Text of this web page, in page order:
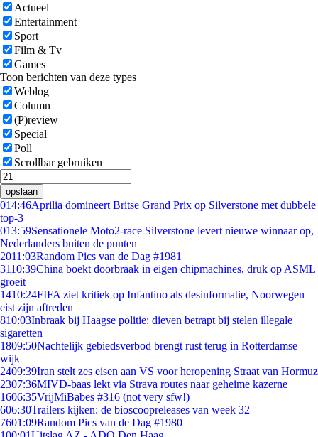
Actueel
Entertainment
Sport
Film & Tv
Games
Toon berichten van deze types
Weblog
Column
(P)review
Special
Poll
Scrollbar gebruiken
opslaan
014:46Aprilia domineert Britse Grand Prix op Silverstone met dubbele
top-3
013:59Sensationele Moto2-race Silverstone levert nieuwe winnaar op,
Nederlanders buiten de punten
2011:03Random Pics van de Dag #1981
3110:39China boekt doorbraak in eigen chipmachines, druk op ASML
groeit
1410:24FIFA ziet kritiek op Infantino als desinformatie, Noorwegen
eist zijn aftreden
810:03Inbraak bij Haagse politie: dieven betrapt bij stelen illegale
sigaretten
1809:50Nachtelijk gebiedsverbod brengt rust terug in Rotterdamse
wijk
2409:39Iran stelt zes eisen aan VS voor heropening Straat van Hormuz
2307:36MIVD-baas lekt via Strava routes naar geheime kazerne
1606:35VrijMiBabes #316 (not very sfw!)
606:30Trailers kijken: de bioscoopreleases van week 32
7601:09Random Pics van de Dag #1980